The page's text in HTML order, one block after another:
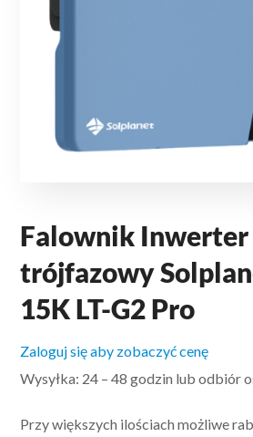
Falownik Inwerter
trójfazowy
15K LT-G2 Pro
Zaloguj się aby zobaczyć cenę
Wysyłka: 24 – 48 godzin lub odbiór
Przy większych ilościach możliwe